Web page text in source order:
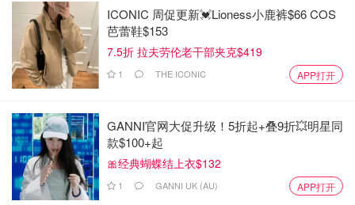
ICONIC 周促更新💓Lioness小鹿裤$66 COS
芭蕾鞋$153
7.5折 拉夫劳伦老干部夹克$419
1 THE ICONIC APP打开
GANNI官网大促升级！5折起+叠9折💥明星同
款$100+起
🎀经典蝴蝶结上衣$132
1 GANNI UK (AU) APP打开